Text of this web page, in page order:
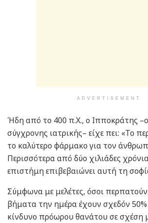
ADVERTISEMENT
Ήδη από το 400 π.Χ., ο Ιπποκράτης
σύγχρονης ιατρικής– είχε πει: «Το
το καλύτερο φάρμακο για τον
Περισσότερα από δύο χιλιάδες
επιστήμη επιβεβαιώνει αυτή τη
Σύμφωνα με μελέτες, όσοι
βήματα την ημέρα έχουν σχεδόν 50%
κίνδυνο πρόωρου θανάτου σε σχέση